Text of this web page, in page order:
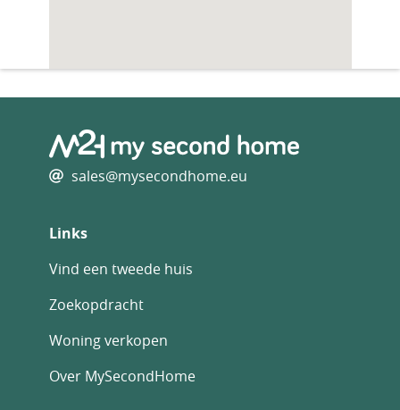
sales@mysecondhome.eu
Links
Vind een tweede huis
Zoekopdracht
Woning verkopen
Over MySecondHome